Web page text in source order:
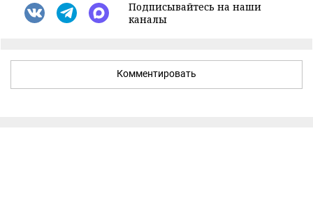
Подписывайтесь на наши
каналы
Комментировать